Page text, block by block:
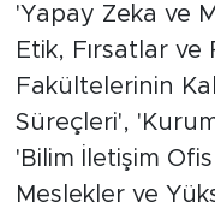
'Yapay Zeka ve
Etik, Fırsatlar ve
Fakültelerinin
Süreçleri',
'Bilim İletişim
Meslekler ve